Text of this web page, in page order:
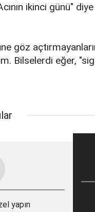
ikinci günü"
göz
Bilselerdi eğer,
yapın